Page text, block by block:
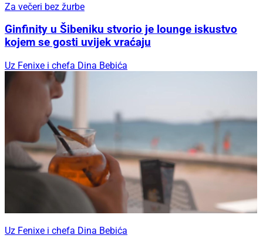
Za večeri bez žurbe
Ginfinity u Šibeniku stvorio je lounge iskustvo
kojem se gosti uvijek vraćaju
Uz Fenixe i chefa Dina Bebića
Uz Fenixe i chefa Dina Bebića